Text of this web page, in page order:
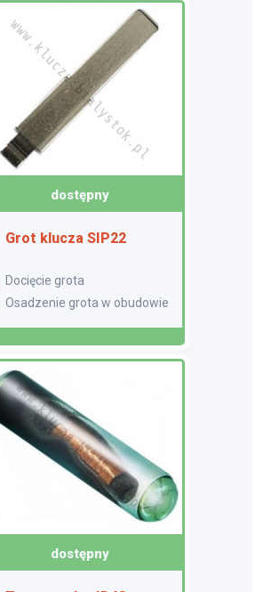
dostępny
Grot klucza SIP22
Docięcie grota
Osadzenie grota w obudowie
dostępny